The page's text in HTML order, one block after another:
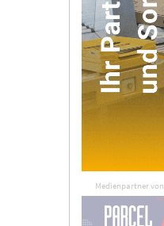
Medienpartner von